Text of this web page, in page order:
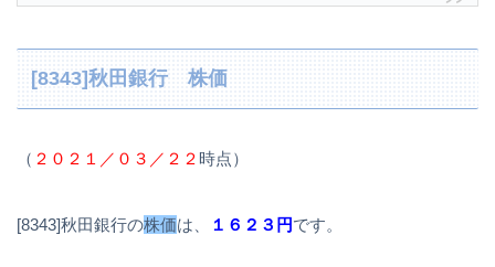
[8343]秋田銀行 株価
（ ２０２１／０３／２２時点）
[8343]秋田銀行の株価は、 １６２３円です。